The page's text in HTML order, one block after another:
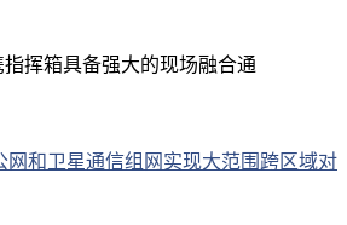
挥箱具备强大的现场融合通